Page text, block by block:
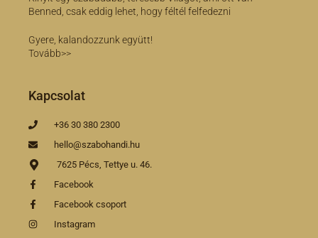
Benned, csak eddig lehet, hogy féltél felfedezni
Gyere, kalandozzunk együtt!
Tovább>>
Kapcsolat
+36 30 380 2300
hello@szabohandi.hu
7625 Pécs, Tettye u. 46.
Facebook
Facebook csoport
Instagram